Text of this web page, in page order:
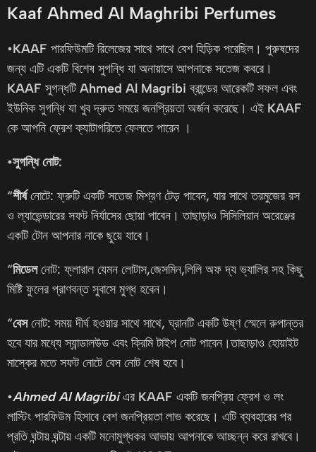
Kaaf Ahmed Al Maghribi Perfumes
•KAAF পারফিউমটি রিলেজের সাথে সাথে বেশ হিড়িক পরেছিল। পুরুষদের
জন্য এটি একটি বিশেষ সুগন্ধি যা অনায়াসে আপনাকে সতেজ কবরে।
KAAF সুগন্ধটিAhmed Al Magribi ব্রান্ডের আরেকটি সফল এবং
ইউনিক সুগন্ধি যা খুব দ্রুত সময়ে জনপ্রিয়তা অর্জন করেছে। এই KAAF
কে আপনি ফ্রেশ ক্যাটাগরিতে ফেলতে পারেন ।
•সুগন্ধি নোট:
“শীর্ষনোটে: ফ্রুটি একটি সতেজ মিশ্রণ টেড় পাবেন, যার সাথে তরমুজের রস
ও ল্যাভেন্ডারের সফট নির্যাসের ছোয়া পাবেন। তাছাড়াও সিসিলিয়ান অরেঞ্জের
একটি টোন আপনার নাকে ছুয়ে যাবে।
“মিডেলনোট: ফ্লারাল যেমন লোটাস,জেসমিন,লিলি অফ দ্য ভ্যালির সহ কিছু
মিষ্টি ফুলের প্রাণবন্ত সুবাসে মুগ্ধ হবেন।
“বেসনোট: সময় দীর্ঘ হওয়ার সাথে সাথে, ঘ্রানটি একটি উষ্ণ স্মেলে রুপান্তর
হবে যার মধ্যে স্যান্ডালউড এবং ক্রিমি টাইপ নোট পাবেন।তাছাড়াও হোয়াইট
মাস্কের মতে সফট নোটে বেস নোট শেষ হবে।
•Ahmed Al Magribiএর KAAF একটি জনপ্রিয় ফ্রেশ ও লং
লাস্টিং পারফিউম হিসাবে বেশ জনপ্রিয়তা লাভ করেছে। এটি ব্যবহারের পর
প্রতি ঘন্টায় ঘন্টায় একটি মনোমুগ্ধকর আভায় আপনাকে আচ্ছন্ন করে রাখবে।